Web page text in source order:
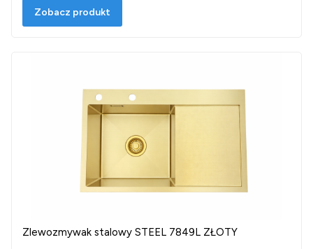
Zobacz produkt
Zlewozmywak stalowy STEEL 7849L ZŁOTY